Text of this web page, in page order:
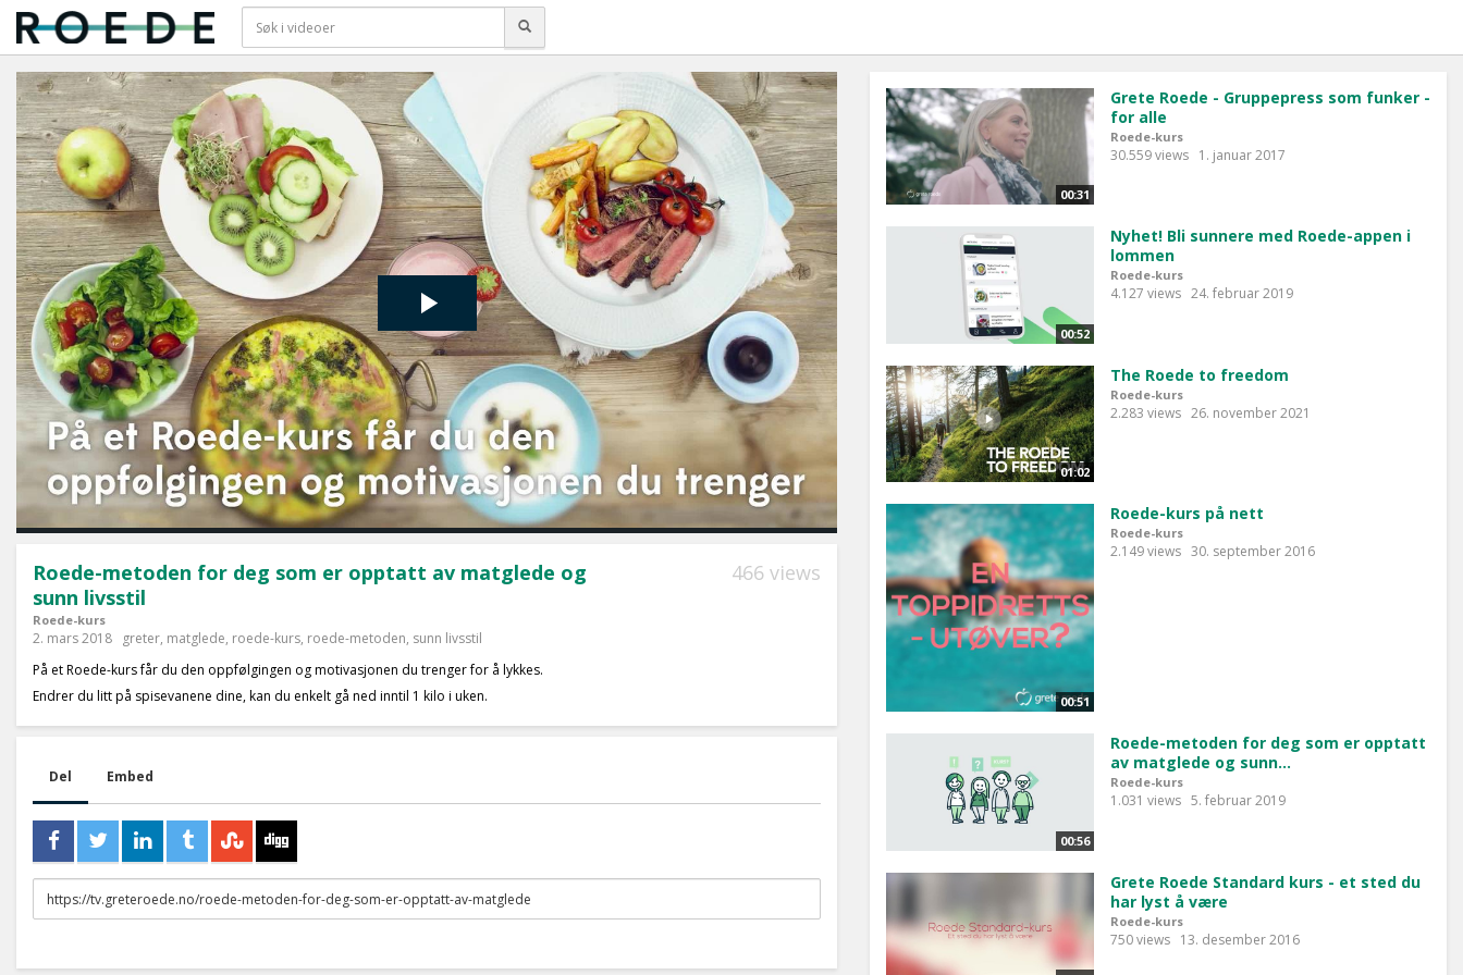
Roede-metoden for deg som er opptatt av matglede og
sunn livsstil
Roede-kurs
466 views
2. mars 2018 greter, matglede, roede-kurs, roede-metoden, sunn livsstil
På et Roede-kurs får du den oppfølgingen og motivasjonen du trenger for å lykkes.
Endrer du litt på spisevanene dine, kan du enkelt gå ned inntil 1 kilo i uken.
Del Embed
URL
to
00:31
Grete Roede - Gruppepress som funker -
for alle
Roede-kurs
30.559 views 1. januar 2017
00:52
Nyhet! Bli sunnere med Roede-appen i
lommen
Roede-kurs
4.127 views 24. februar 2019
01:02
The Roede to freedom
Roede-kurs
2.283 views 26. november 2021
00:51
Roede-kurs på nett
Roede-kurs
2.149 views 30. september 2016
00:56
Roede-metoden for deg som er opptatt
av matglede og sunn...
Roede-kurs
1.031 views 5. februar 2019
Grete Roede Standard kurs - et sted du
har lyst å være
Roede-kurs
750 views 13. desember 2016